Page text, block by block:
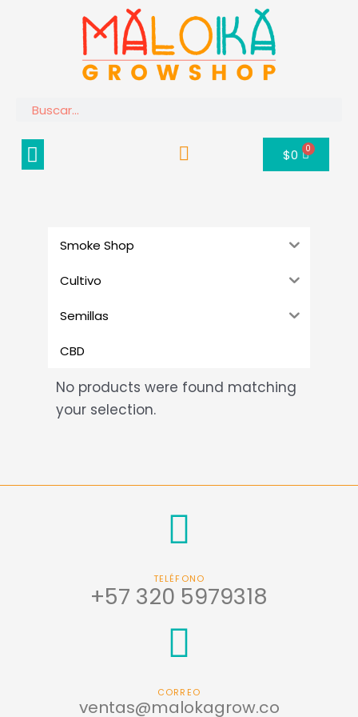
Buscar
Menú $0 0Carrito
Smoke Shop
Cultivo
Semillas
CBD
No products were found matching
your selection.
TELÉFONO
+57 320 5979318
CORREO
ventas@malokagrow.co